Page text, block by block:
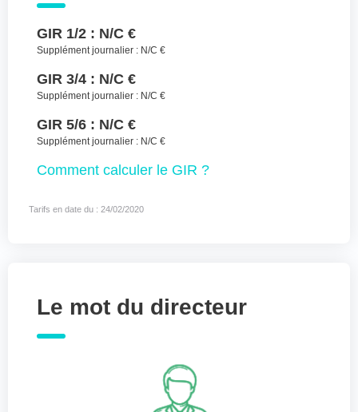
GIR 1/2 : N/C €
Supplément journalier : N/C €
GIR 3/4 : N/C €
Supplément journalier : N/C €
GIR 5/6 : N/C €
Supplément journalier : N/C €
Comment calculer le GIR ?
Tarifs en date du : 24/02/2020
Le mot du directeur